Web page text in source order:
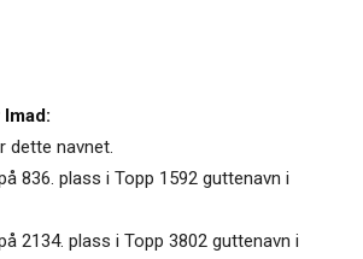
dette navnet.
836. plass i Topp 1592 guttenavn i
2134. plass i Topp 3802 guttenavn i